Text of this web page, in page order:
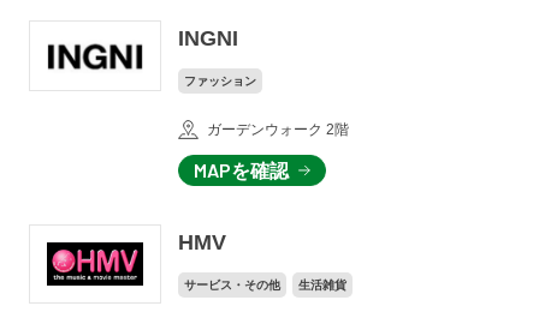
INGNI
ファッション
ガーデンウォーク 2階
MAPを確認
HMV
サービス・その他 生活雑貨